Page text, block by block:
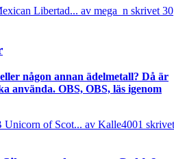
Libertad... av mega_n skrivet 30
någon annan ädelmetall? Då är
använda. OBS, OBS, läs igenom
Unicorn of Scot... av Kalle4001 skrivet